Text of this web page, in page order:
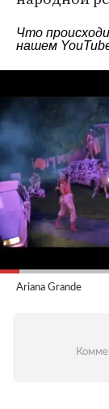
Что
нашем
Ariana Grande